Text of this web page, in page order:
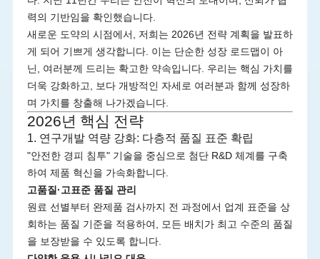
력의 기반임을 확인했습니다.
새로운 도약의 시점에서, 저희는 2026년 전략 계획을 발표하
게 되어 기쁘게 생각합니다. 이는 단순한 성장 로드맵이 아
닌, 여러분께 드리는 확고한 약속입니다. 우리는 핵심 가치를
더욱 강화하고, 보다 개방적인 자세로 여러분과 함께 성장하
며 가치를 창출해 나가겠습니다.
2026년 핵심 전략
1. 연구개발 역량 강화: 다층적 품질 표준 확립
"안전한 경피 침투" 기술을 중심으로 첨단 R&D 체계를 구축
하여 제품 혁신을 가속화합니다.
고품질·고표준 품질 관리
원료 선별부터 완제품 검사까지 전 과정에서 업계 표준을 상
회하는 품질 기준을 적용하여, 모든 배치가 최고 수준의 품질
을 보장받을 수 있도록 합니다.